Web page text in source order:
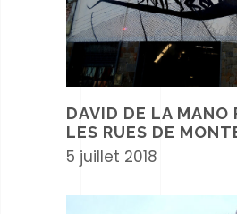
DAVID DE LA MANO
LES RUES DE
5 juillet 2018